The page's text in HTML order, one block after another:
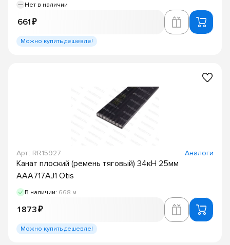
Нет в наличии
661 ₽
Можно купить дешевле!
Арт.: RR15927 Аналоги
Канат плоский (ремень тяговый) 34кН 25мм
AAA717AJ1 Otis
В наличии: 668 м
1 873 ₽
Можно купить дешевле!